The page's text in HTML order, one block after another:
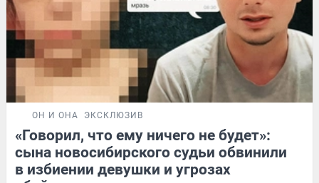
ОН И ОНА ЭКСКЛЮЗИВ
«Говорил, что ему ничего не будет»:
сына новосибирского судьи обвинили
в избиении девушки и угрозах